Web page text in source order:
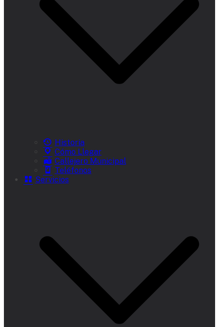
Historia
Cómo Llegar
Callejero Municipal
Teléfonos
Servicios